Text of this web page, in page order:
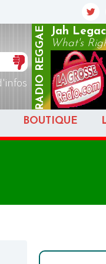
RADIO
REGGAE
Jah
What's
BOUTIQUE